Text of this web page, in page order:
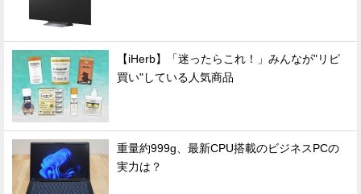
【iHerb】「迷ったらこれ！」みんなが"リピ
買い"している人気商品
重量約999g、最新CPU搭載のビジネスPCの
実力は？